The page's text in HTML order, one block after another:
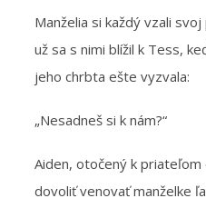
Manželia si každý vzali
už sa s nimi blížil k Tess,
jeho chrbta ešte vyzvala:
„Nesadneš si k nám?“
Aiden, otočený k
dovoliť venovať manželke